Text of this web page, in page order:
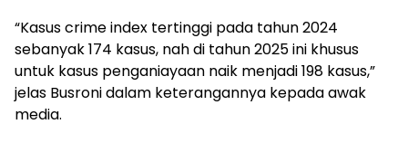
“Kasus crime index tertinggi pada tahun 2024
sebanyak 174 kasus, nah di tahun 2025 ini khusus
untuk kasus penganiayaan naik menjadi 198 kasus,”
jelas Busroni dalam keterangannya kepada awak
media.